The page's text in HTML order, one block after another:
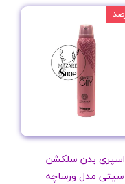
اسپری بدن سلکشن
سیتی مدل ورساچه